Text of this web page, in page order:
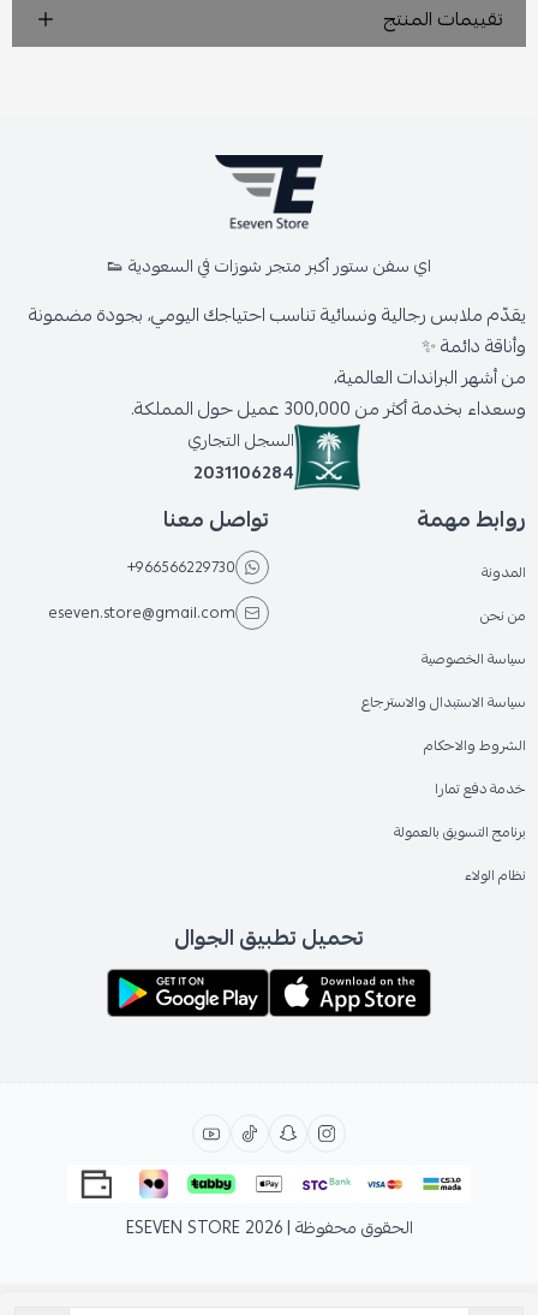
تقييمات المنتج
اي سفن ستور أكبر متجر شوزات في السعودية 👟
يقدّم ملابس رجالية ونسائية تناسب احتياجك اليومي، بجودة مضمونة
وأناقة دائمة ✨
من أشهر البراندات العالمية،
وسعداء بخدمة أكثر من 300,000 عميل حول المملكة.
السجل التجاري
2031106284
روابط مهمة
المدونة
من نحن
سياسة الخصوصية
سياسة الاستبدال والاسترجاع
الشروط والاحكام
خدمة دفع تمارا
برنامج التسويق بالعمولة
نظام الولاء
تواصل معنا
+966566229730
eseven.store@gmail.com
تحميل تطبيق الجوال
الحقوق محفوظة | 2026 ESEVEN STORE